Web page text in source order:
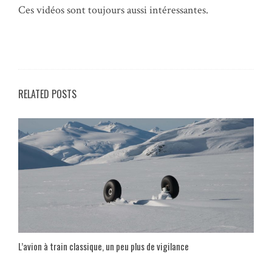
Ces vidéos sont toujours aussi intéressantes.
RELATED POSTS
L’avion à train classique, un peu plus de vigilance